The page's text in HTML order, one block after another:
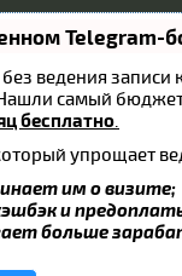
Telegram-
без ведения
самый
бесплатно
упрощает
им о визите;
и
больше